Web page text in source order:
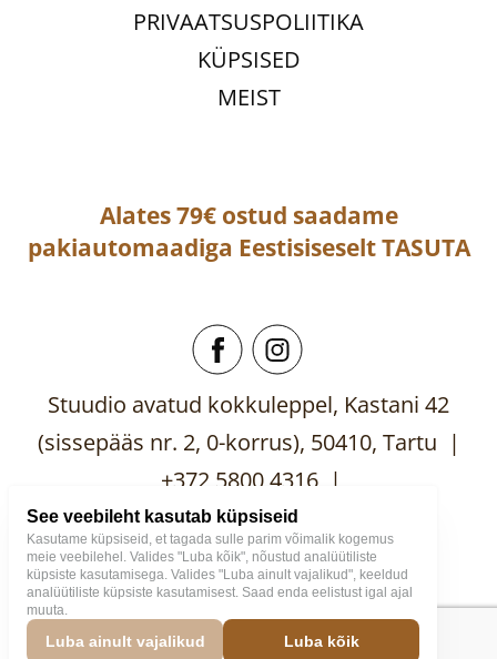
PRIVAATSUSPOLIITIKA
KÜPSISED
MEIST
Alates 79€ ostud saadame
pakiautomaadiga EestisiseseltTASUTA
Stuudio avatud kokkuleppel, Kastani 42
(sissepääs nr. 2, 0-korrus), 50410, Tartu |
+372 5800 4316 |
mooblistuudio@gmail.com
VäikeMööblistuudio2026
See veebileht kasutab küpsiseid
Kasutame küpsiseid, et tagada sulle parim võimalik kogemus
meie veebilehel. Valides "Luba kõik", nõustud analüütiliste
küpsiste kasutamisega. Valides "Luba ainult vajalikud", keeldud
analüütiliste küpsiste kasutamisest. Saad enda eelistust igal ajal
muuta.
Luba ainult vajalikud Luba kõik